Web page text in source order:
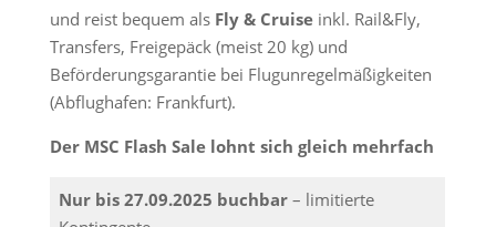
und reist bequem als Fly & Cruiseinkl. Rail&Fly,
Transfers, Freigepäck (meist 20 kg) und
Beförderungsgarantie bei Flugunregelmäßigkeiten
(Abflughafen: Frankfurt).
Der MSC Flash Sale lohnt sich gleich mehrfach
Nur bis 27.09.2025 buchbar – limitierte